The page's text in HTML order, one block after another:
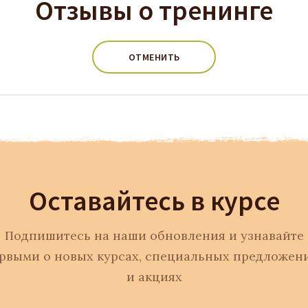
Отзывы о тренинге
ОТМЕНИТЬ
Оставайтесь в курсе
Подпишитесь на наши обновления и узнавайте
о новых курсах, специальных
и акциях